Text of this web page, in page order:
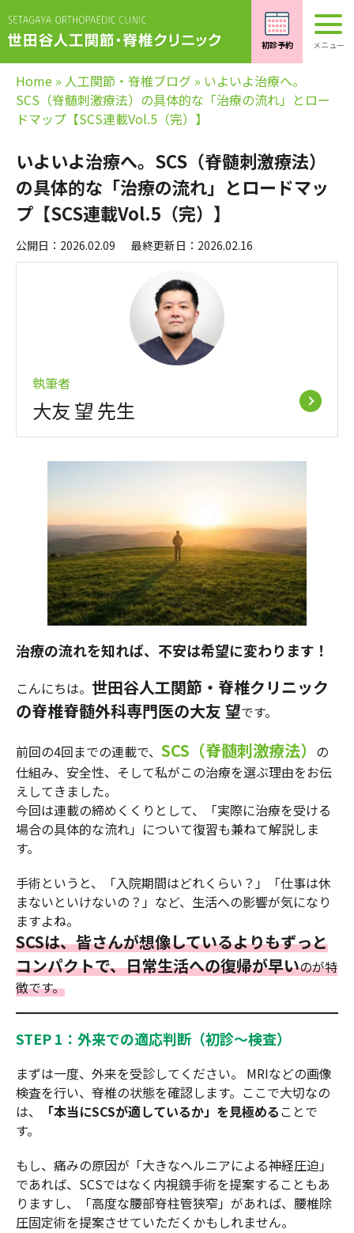
Home » 人工関節・脊椎ブログ » いよいよ治療へ。
SCS（脊髄刺激療法）の具体的な「治療の流れ」とロー
ドマップ【SCS連載Vol.5（完）】
いよいよ治療へ。SCS（脊髄刺激療法）
の具体的な「治療の流れ」とロードマッ
プ【SCS連載Vol.5（完）】
公開日：2026.02.09 最終更新日：2026.02.16
執筆者
大友 望 先生
治療の流れを知れば、不安は希望に変わります！
こんにちは。 世田谷人工関節・脊椎クリニック
の脊椎脊髄外科専門医の大友 望です。
前回の4回までの連載で、 SCS（脊髄刺激療法） の
仕組み、安全性、そして私がこの治療を選ぶ理由をお伝
えしてきました。
今回は連載の締めくくりとして、「実際に治療を受ける
場合の具体的な流れ」について復習も兼ねて解説しま
す。
手術というと、「入院期間はどれくらい？」「仕事は休
まないといけないの？」など、生活への影響が気になり
ますよね。
SCSは、皆さんが想像しているよりもずっと
コンパクトで、日常生活への復帰が早いのが特
徴です。
STEP 1：外来での適応判断（初診〜検査）
まずは一度、外来を受診してください。 MRIなどの画像
検査を行い、脊椎の状態を確認します。ここで大切なの
は、
「本当にSCSが適しているか」を見極める ことで
す。
もし、痛みの原因が「大きなヘルニアによる神経圧迫」
であれば、SCSではなく内視鏡手術を提案することもあ
りますし、「高度な腰部脊柱管狭窄」があれば、腰椎除
圧固定術を提案させていただくかもしれません。